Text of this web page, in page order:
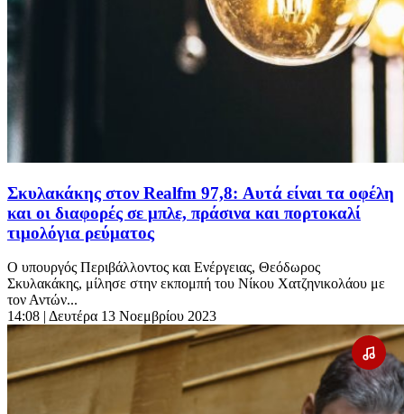
Σκυλακάκης στον Realfm 97,8: Αυτά είναι τα οφέλη
και οι διαφορές σε μπλε, πράσινα και πορτοκαλί
τιμολόγια ρεύματος
Ο υπουργός Περιβάλλοντος και Ενέργειας, Θεόδωρος
Σκυλακάκης, μίλησε στην εκπομπή του Νίκου Χατζηνικολάου με
τον Αντών...
14:08 | Δευτέρα 13 Νοεμβρίου 2023